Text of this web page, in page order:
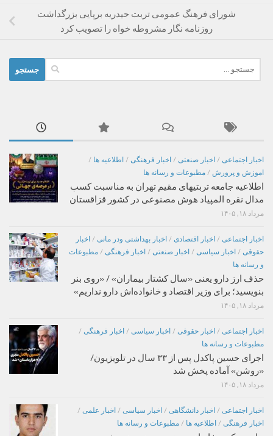
شورای فرهنگ عمومی تربت حیدریه برپایی بزرگداشت
روزنامه نگار مشروطه خواه را تصویب کرد
برای:
اخبار اجتماعی / اخبار صنعتی / اخبار فرهنگی / اطلاعیه ها /
اموزش و پرورش / مطبوعات و رسانه ها
اطلاعیه جامعه تربتیهای مقیم تهران به مناسبت کسب
مدال نقره المپیاد هوش مصنوعی در کشور قزاقستان
مرداد ۱۸, ۱۴۰۵
اخبار اجتماعی / اخبار اقتصادی / اخبار بهداشتی ودر مانی / اخبار
حقوقی / اخبار سیاسی / اخبار صنعتی / اخبار فرهنگی / مطبوعات
و رسانه ها
حذف ارز دارو یعنی «سال کشتار بیماران» / «روی بنر
بنویسید؛ برای وزیر اقتصاد و خانواده‌اش دارو نداریم»
مرداد ۱۸, ۱۴۰۵
اخبار اجتماعی / اخبار حقوقی / اخبار سیاسی / اخبار فرهنگی /
مطبوعات و رسانه ها
اجرای حسین پاکدل پس از ۳۳ سال در تلویزیون/
«روشن» آماده پخش شد
مرداد ۱۸, ۱۴۰۵
اخبار اجتماعی / اخبار دانشگاهی / اخبار سیاسی / اخبار علمی /
اخبار فرهنگی / اطلاعیه ها / مطبوعات و رسانه ها